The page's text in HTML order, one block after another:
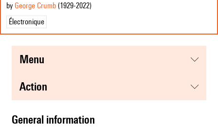
by George Crumb (1929-2022)
Électronique
menu
action
general information